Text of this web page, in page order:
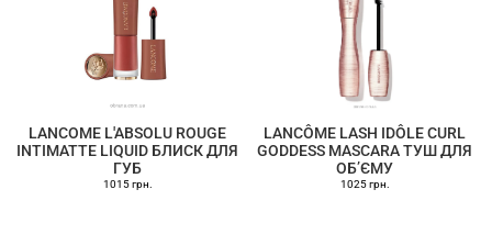
LANCOME L'ABSOLU ROUGE
INTIMATTE LIQUID БЛИСК ДЛЯ
ГУБ
1015 грн.
LANCÔME LASH IDÔLE CURL
GODDESS MASCARA ТУШ ДЛЯ
ОБʼЄМУ
1025 грн.